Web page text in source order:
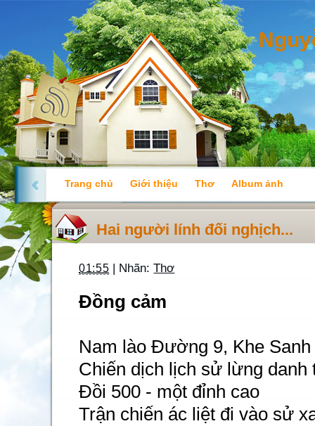
Trang chủ Giới thiệu Thơ Album ảnh
Hai người lính đối nghịch...
01:55 | Nhãn:Thơ
Đồng cảm
Nam lào Đường 9, Khe Sanh
Chiến dịch lịch sử lừng danh
Đồi 500 - một đỉnh cao
Trận chiến ác liệt đi vào sử